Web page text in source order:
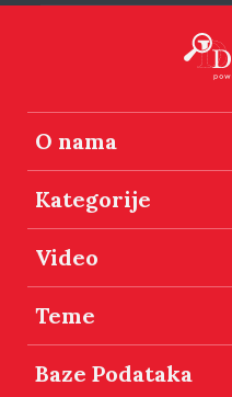
O nama
Kategorije
Video
Teme
Baze Podataka